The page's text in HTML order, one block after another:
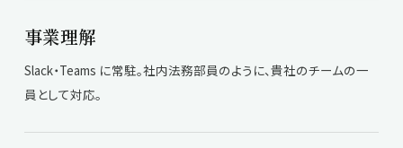
事業理解
Slack・Teams に常駐。社内法務部員のように、貴社のチームの一
員として対応。